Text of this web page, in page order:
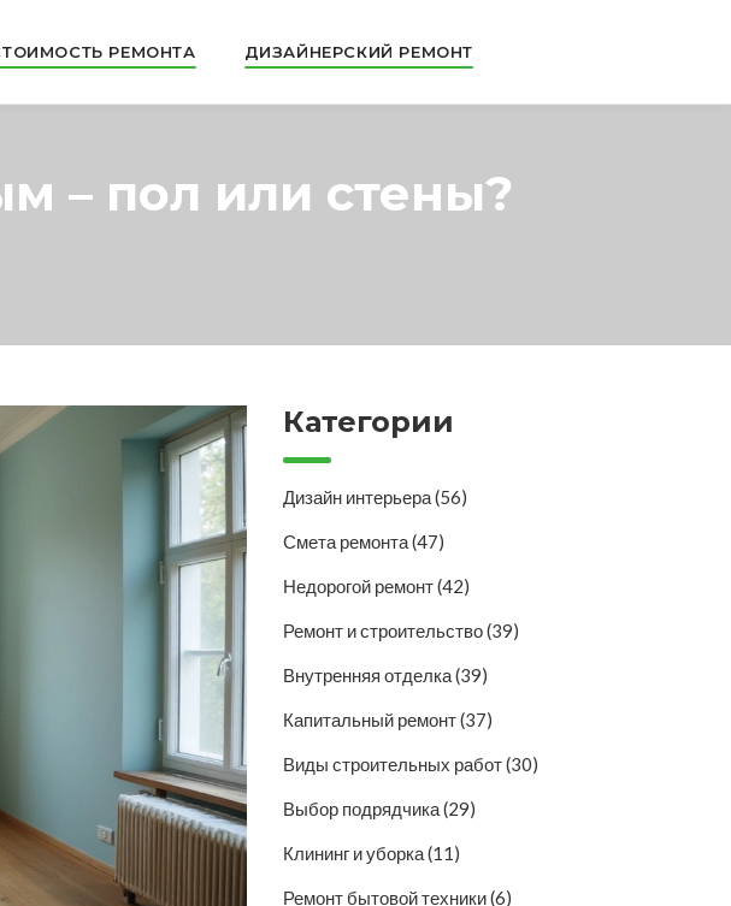
РЕМОНТА ДИЗАЙНЕРСКИЙ РЕМОНТ
– пол или стены?
Категории
Дизайн интерьера(56)
Смета ремонта(47)
Недорогой ремонт(42)
Ремонт и строительство(39)
Внутренняя отделка(39)
Капитальный ремонт(37)
Виды строительных работ(30)
Выбор подрядчика(29)
Клининг и уборка(11)
Ремонт бытовой техники(6)